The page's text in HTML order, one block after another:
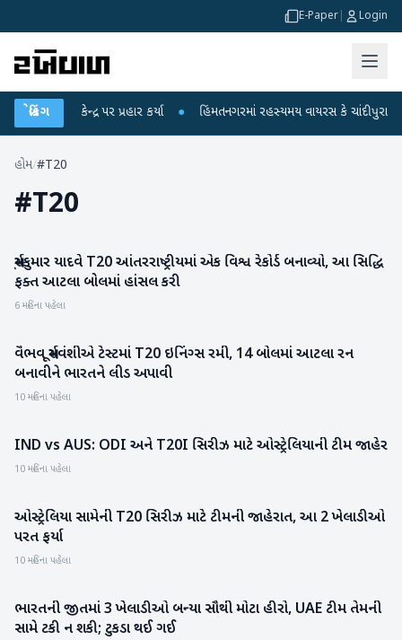
E-Paper Login
બ્રેકિંગ
ગાંધીએ કેન્દ્ર પર પ્રહાર કર્યા ● હિંમતનગરમાં રહસ્યમય વાયરસ કે ચાંદીપુરા? 6
હોમ/#T20
#T20
રમતગમત
સૂર્યકુમાર યાદવે T20 આંતરરાષ્ટ્રીયમાં એક વિશ્વ રેકોર્ડ બનાવ્યો, આ સિદ્ધિ
ફક્ત આટલા બોલમાં હાંસલ કરી
6 મહિના પહેલા
રમતગમત
વૈભવ સૂર્યવંશીએ ટેસ્ટમાં T20 ઇનિંગ્સ રમી, 14 બોલમાં આટલા રન
બનાવીને ભારતને લીડ અપાવી
10 મહિના પહેલા
રમતગમત IND vs AUS: ODI અને T20I સિરીઝ માટે ઓસ્ટ્રેલિયાની ટીમ જાહેર
10 મહિના પહેલા
રમતગમત
ઓસ્ટ્રેલિયા સામેની T20 સિરીઝ માટે ટીમની જાહેરાત, આ 2 ખેલાડીઓ
પરત ફર્યા
10 મહિના પહેલા
રમતગમત
ભારતની જીતમાં 3 ખેલાડીઓ બન્યા સૌથી મોટા હીરો, UAE ટીમ તેમની
સામે ટકી ન શકી; ટુકડા થઈ ગઈ